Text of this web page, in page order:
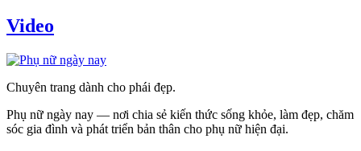
Video
Chuyên trang dành cho phái đẹp.
Phụ nữ ngày nay — nơi chia sẻ kiến thức sống khỏe, làm đẹp, chăm
sóc gia đình và phát triển bản thân cho phụ nữ hiện đại.